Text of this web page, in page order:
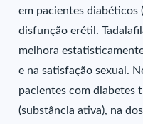
em pacientes diabéticos
disfunção erétil.
melhora
e na satisfação sexual.
pacientes com diabetes
(substância ativa), na